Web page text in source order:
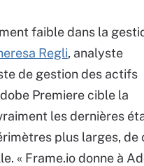
faible dans la
Regli, analyste
de gestion des actifs
Premiere cible la
les dernières
plus larges,
« Frame.io donne à